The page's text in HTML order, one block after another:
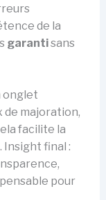
de la
garantisans
onglet
de majoration,
facilite la
Insight final :
pour